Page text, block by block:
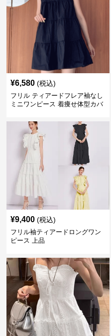
¥6,580 (税込)
フリル ティアードフレア袖なし
ミニワンピース 着痩せ体型カバ
¥9,400 (税込)
フリル袖ティアードロングワン
ピース 上品